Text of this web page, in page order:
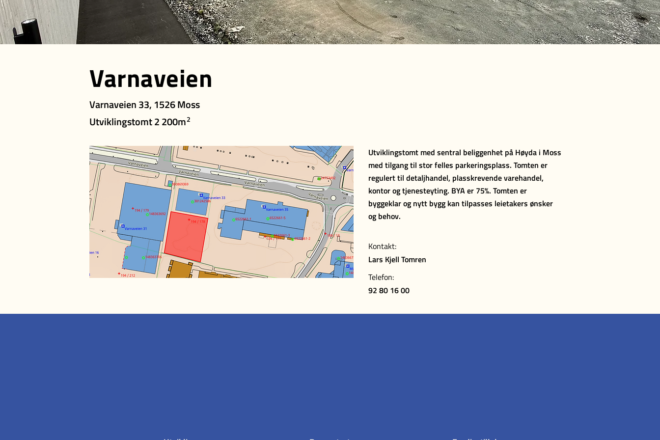
Varnaveien
Varnaveien 33, 1526 Moss
Utviklingstomt 2 200m2
Utviklingstomt med sentral beliggenhet på Høyda i Moss
med tilgang til stor felles parkeringsplass. Tomten er
regulert til detaljhandel, plasskrevende varehandel,
kontor og tjenesteyting. BYA er 75%. Tomten er
byggeklar og nytt bygg kan tilpasses leietakers ønsker
og behov.
Kontakt:
Lars Kjell Tomren
Telefon:
92 80 16 00